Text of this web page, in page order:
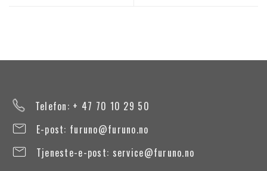
Telefon: + 47 70 10 29 50
E-post: furuno@furuno.no
Tjeneste-e-post: service@furuno.no